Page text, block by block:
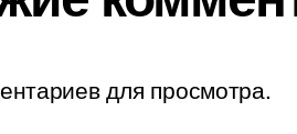
для просмотра.